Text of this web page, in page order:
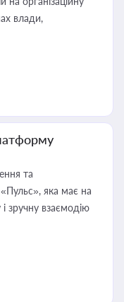
влади,
та
яка має на
зручну взаємодію